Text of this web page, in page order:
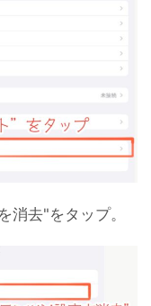
消去"をタップ。